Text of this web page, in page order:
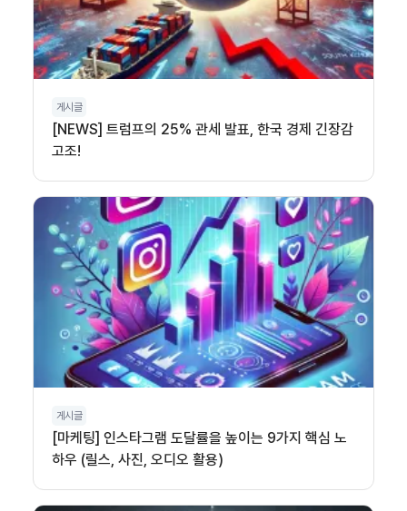
게시글
[NEWS] 트럼프의 25% 관세 발표, 한국 경제 긴장감
고조!
게시글
[마케팅] 인스타그램 도달률을 높이는 9가지 핵심 노
하우 (릴스, 사진, 오디오 활용)